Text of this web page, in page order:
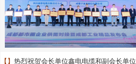
【】 热烈祝贺会长单位鑫电电缆和副会长单位